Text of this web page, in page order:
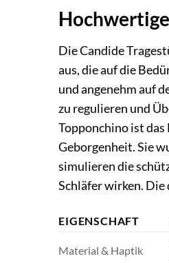
Die Candide
aus, die auf die
und angenehm auf
zu regulieren und
Topponchino ist
Geborgenheit. Sie
simulieren die
Schläfer wirken. Die
EIGENSCHAFT
Material & Haptik